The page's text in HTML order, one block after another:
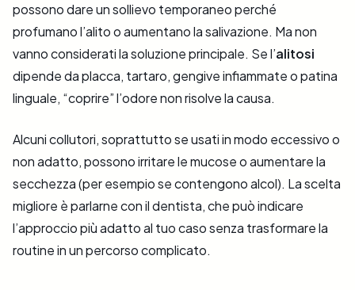
possono dare un sollievo temporaneo perché
profumano l’alito o aumentano la salivazione. Ma non
vanno considerati la soluzione principale. Se l’alitosi
dipende da placca, tartaro, gengive infiammate o patina
linguale, “coprire” l’odore non risolve la causa.
Alcuni collutori, soprattutto se usati in modo eccessivo o
non adatto, possono irritare le mucose o aumentare la
secchezza (per esempio se contengono alcol). La scelta
migliore è parlarne con il dentista, che può indicare
l’approccio più adatto al tuo caso senza trasformare la
routine in un percorso complicato.